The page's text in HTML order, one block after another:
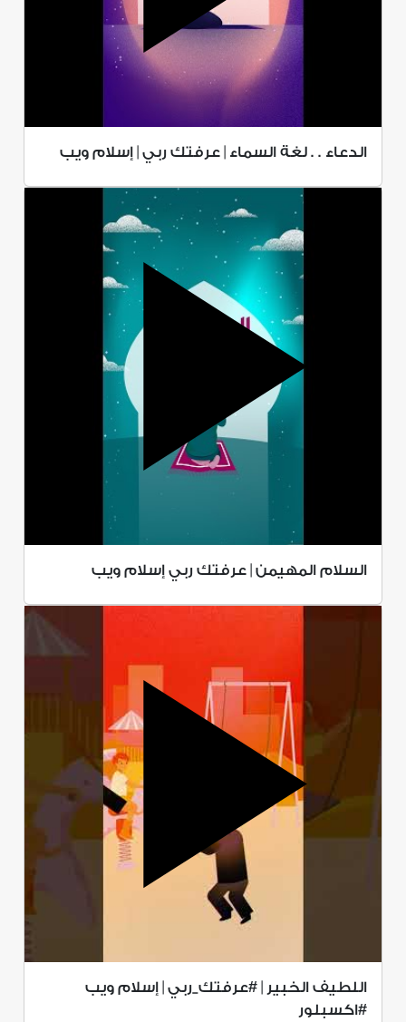
الدعاء . . لغة السماء | عرفتك ربي | إسلام ويب
السلام المهيمن | عرفتك ربي إسلام ويب
اللطيف الخبير | #عرفتك_ربي | إسلام ويب
#اكسبلور